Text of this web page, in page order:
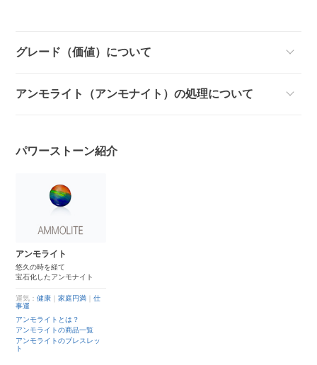
グレード（価値）について
アンモライト（アンモナイト）の処理について
パワーストーン紹介
アンモライト
悠久の時を経て
宝石化したアンモナイト
運気：健康 ｜家庭円満 ｜仕
事運
アンモライトとは？
アンモライトの商品一覧
アンモライトのブレスレッ
ト